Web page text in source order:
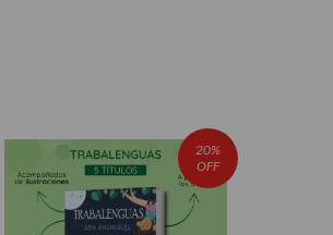
20%
OFF